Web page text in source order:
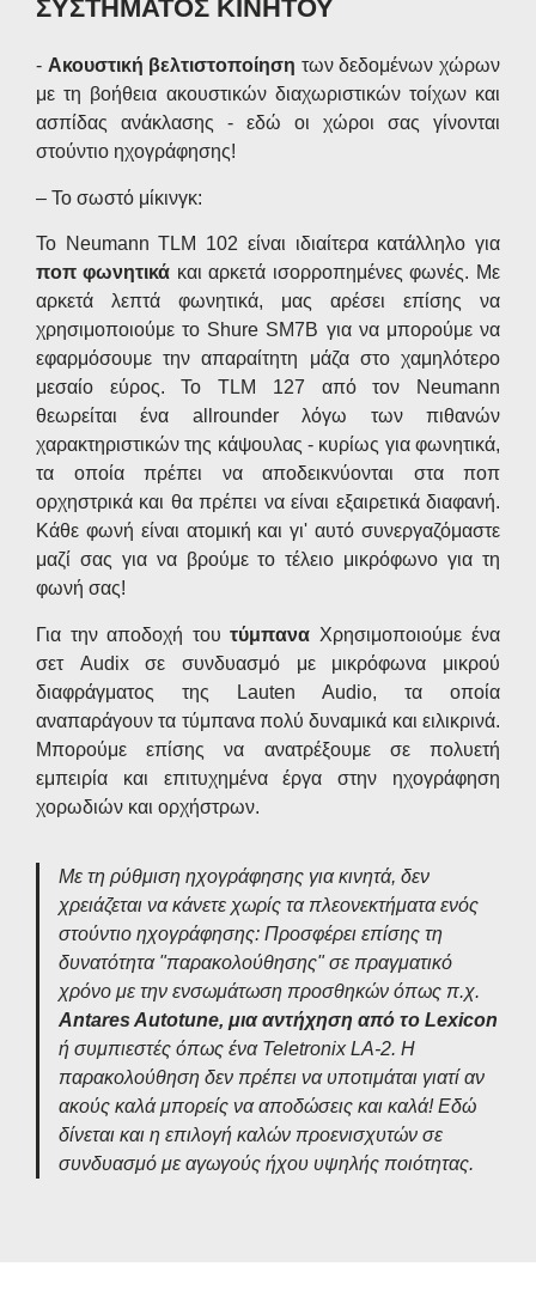
ΣΥΣΤΗΜΑΤΟΣ ΚΙΝΗΤΟΥ
- Ακουστική βελτιστοποίηση των δεδομένων χώρων
με τη βοήθεια ακουστικών διαχωριστικών τοίχων και
ασπίδας ανάκλασης - εδώ οι χώροι σας γίνονται
στούντιο ηχογράφησης!
– Το σωστό μίκινγκ:
Το Neumann TLM 102 είναι ιδιαίτερα κατάλληλο για
ποπ φωνητικά και αρκετά ισορροπημένες φωνές. Με
αρκετά λεπτά φωνητικά, μας αρέσει επίσης να
χρησιμοποιούμε το Shure SM7B για να μπορούμε να
εφαρμόσουμε την απαραίτητη μάζα στο χαμηλότερο
μεσαίο εύρος. Το TLM 127 από τον Neumann
θεωρείται ένα allrounder λόγω των πιθανών
χαρακτηριστικών της κάψουλας - κυρίως για φωνητικά,
τα οποία πρέπει να αποδεικνύονται στα ποπ
ορχηστρικά και θα πρέπει να είναι εξαιρετικά διαφανή.
Κάθε φωνή είναι ατομική και γι' αυτό συνεργαζόμαστε
μαζί σας για να βρούμε το τέλειο μικρόφωνο για τη
φωνή σας!
Για την αποδοχή του τύμπανα Χρησιμοποιούμε ένα
σετ Audix σε συνδυασμό με μικρόφωνα μικρού
διαφράγματος της Lauten Audio, τα οποία
αναπαράγουν τα τύμπανα πολύ δυναμικά και ειλικρινά.
Μπορούμε επίσης να ανατρέξουμε σε πολυετή
εμπειρία και επιτυχημένα έργα στην ηχογράφηση
χορωδιών και ορχήστρων.
Με τη ρύθμιση ηχογράφησης για κινητά, δεν
χρειάζεται να κάνετε χωρίς τα πλεονεκτήματα ενός
στούντιο ηχογράφησης: Προσφέρει επίσης τη
δυνατότητα "παρακολούθησης" σε πραγματικό
χρόνο με την ενσωμάτωση προσθηκών όπως π.χ.
Antares Autotune, μια αντήχηση από το Lexicon
ή συμπιεστές όπως ένα Teletronix LA-2. Η
παρακολούθηση δεν πρέπει να υποτιμάται γιατί αν
ακούς καλά μπορείς να αποδώσεις και καλά! Εδώ
δίνεται και η επιλογή καλών προενισχυτών σε
συνδυασμό με αγωγούς ήχου υψηλής ποιότητας.